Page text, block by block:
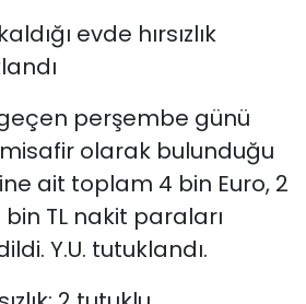
evde hırsızlık
perşembe günü
misafir olarak bulunduğu
ait toplam 4 bin Euro, 2
TL nakit paraları
Y.U. tutuklandı.